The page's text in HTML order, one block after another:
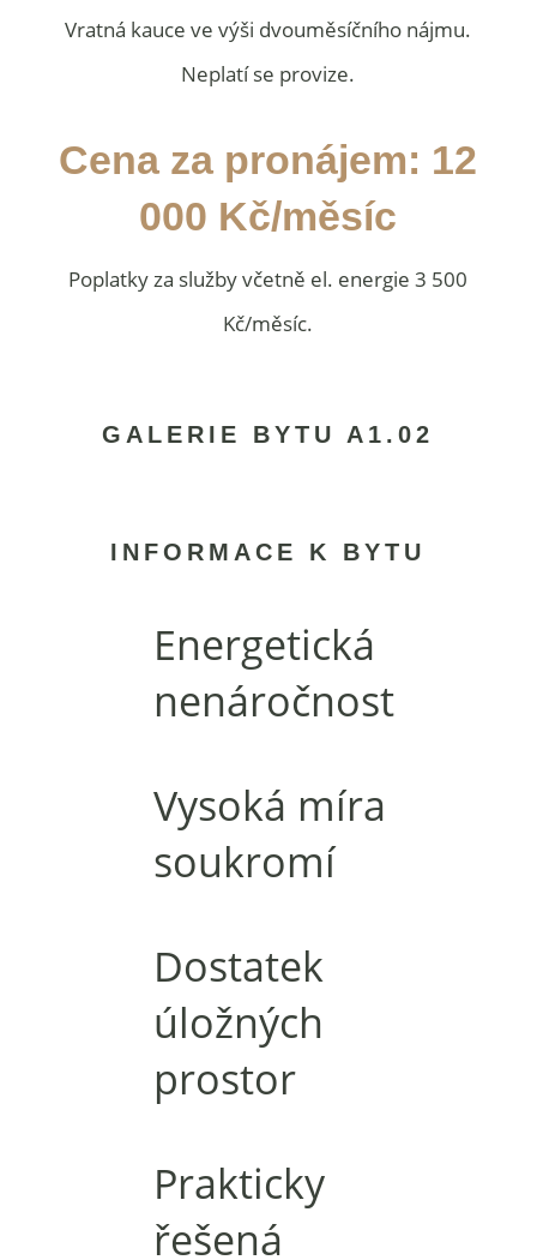
Vratná kauce ve výši dvouměsíčního nájmu.
Neplatí se provize.
Cena za pronájem: 12
000 Kč/měsíc
Poplatky za služby včetně el. energie 3 500
Kč/měsíc.
GALERIE BYTU A1.02
INFORMACE K BYTU
Energetická
nenáročnost
Vysoká míra
soukromí
Dostatek
úložných
prostor
Prakticky
řešená